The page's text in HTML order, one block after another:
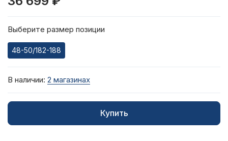
Выберите размер позиции
48-50/182-188
В наличии: 2 магазинах
Купить